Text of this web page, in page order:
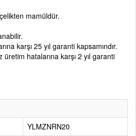
mamüldür.
karşı 25 yıl garanti kapsamındır.
hatalarına karşı 2 yıl garanti
YLMZNRN20